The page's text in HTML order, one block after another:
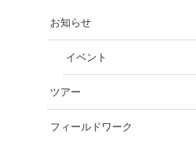
お知らせ
イベント
ツアー
フィールドワーク